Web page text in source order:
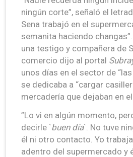
ningún corte”, señaló el
Sena trabajó en el
semanita haciendo
una testigo y compañera de
comercio dijo al portal
unos días en el sector de
se dedicaba a “cargar
mercadería que dejaban en
”Lo vi en algún momento,
decirle `buen día`. No tuve
él ni otro contacto. Yo
adentro del supermercado y